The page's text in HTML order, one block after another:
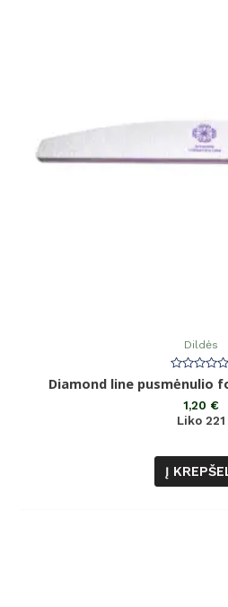
Dildės
0
Diamond line pusmėnulio
1,20 €
Liko 221
Į